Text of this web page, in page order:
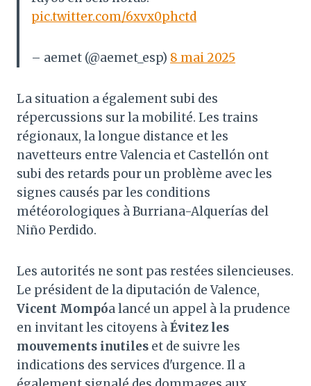
pic.twitter.com/6xvx0phctd
– aemet (@aemet_esp) 8 mai 2025
La situation a également subi des
répercussions sur la mobilité. Les trains
régionaux, la longue distance et les
navetteurs entre Valencia et Castellón ont
subi des retards pour un problème avec les
signes causés par les conditions
météorologiques à Burriana-Alquerías del
Niño Perdido.
Les autorités ne sont pas restées silencieuses.
Le président de la diputación de Valence,
Vicent Mompóa lancé un appel à la prudence
en invitant les citoyens àÉvitez les
mouvements inutiles et de suivre les
indications des services d'urgence. Il a